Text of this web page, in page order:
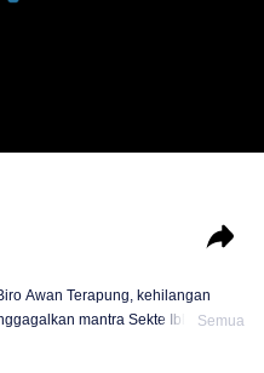
Awan Terapung, kehilangan
mantra Sekte Iblis.Semua